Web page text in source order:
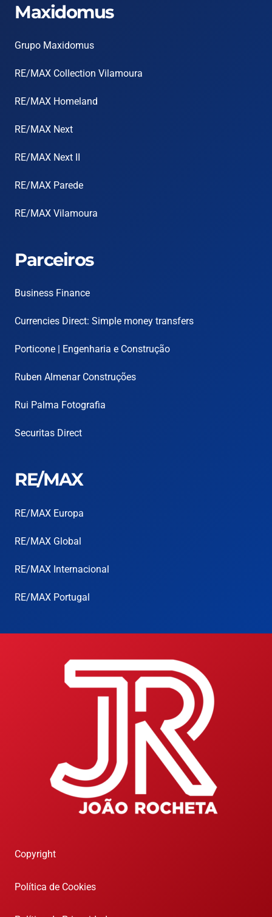
Maxidomus
Grupo Maxidomus
RE/MAX Collection Vilamoura
RE/MAX Homeland
RE/MAX Next
RE/MAX Next II
RE/MAX Parede
RE/MAX Vilamoura
Parceiros
Business Finance
Currencies Direct: Simple money transfers
Porticone | Engenharia e Construção
Ruben Almenar Construções
Rui Palma Fotografia
Securitas Direct
RE/MAX
RE/MAX Europa
RE/MAX Global
RE/MAX Internacional
RE/MAX Portugal
Copyright
Política de Cookies